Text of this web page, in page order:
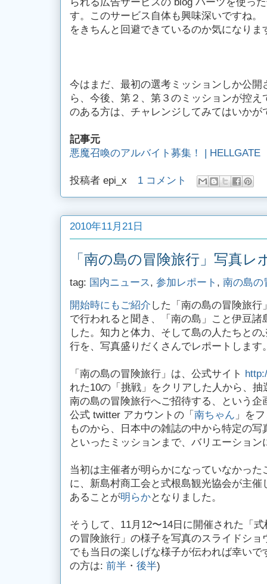
す。このサービス自体も興味深いですね
をきちんと回避できているのか気になり
今はまだ、最初の選考ミッションしか公開
ら、今後、第２、第３のミッションが控
のある方は、チャレンジしてみてはいかが
記事元
悪魔召喚のアルバイト募集！ | HELLGATE
投稿者 epi_x 1 コメント
2010年11月21日
「南の島の冒険旅行」写真レ
tag: 国内ニュース , 参加レポート , 南の島の
開始時にもご紹介 した「南の島の冒険旅行
で行われると聞き、「南の島」こと伊豆
した。知力と体力、そして島の人たちと
行を、写真盛りだくさんでレポートします
「南の島の冒険旅行」は、公式サイト
れた10の「挑戦」をクリアした人から、
南の島の冒険旅行へご招待する、という
公式 twitter アカウントの「 南ちゃん 」を
ものから、日本中の雑誌の中から特定の
といったミッションまで、バリエーショ
当初は主催者が明らかになっていなかっ
に、新島村商工会と式根島観光協会が主
あることが明らかとなりました。
そうして、11月12〜14日に開催された「
の冒険旅行」の様子を写真のスライドシ
でも当日の楽しげな様子が伝われば幸い
の方は: 前半 ・ 後半)